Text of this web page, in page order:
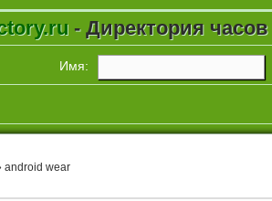
- Директория
Имя:
android wear